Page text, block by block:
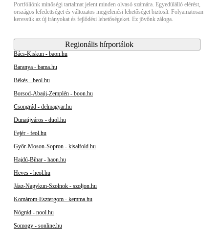
Portfóliónk minőségi tartalmat jelent minden olvasó számára. Egyedülálló elérést,
országos lefedettséget és változatos megjelenési lehetőséget biztosít. Folyamatosan
keressük az új irányokat és fejlődési lehetőségeket. Ez jövőnk záloga.
Regionális hírportálok
Bács-Kiskun - baon.hu
Baranya - bama.hu
Békés - beol.hu
Borsod-Abaúj-Zemplén - boon.hu
Csongrád - delmagyar.hu
Dunaújváros - duol.hu
Fejér - feol.hu
Győr-Moson-Sopron - kisalfold.hu
Hajdú-Bihar - haon.hu
Heves - heol.hu
Jász-Nagykun-Szolnok - szoljon.hu
Komárom-Esztergom - kemma.hu
Nógrád - nool.hu
Somogy - sonline.hu